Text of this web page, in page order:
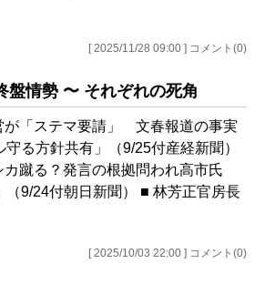
[ 2025/11/28 09:00 ] コメント(0)
盤情勢 〜 それぞれの死角
が「ステマ要請」 文春報道の事実
る方針共有」（9/25付産経新聞）
蹴る？発言の根拠問われ高市氏
（9/24付朝日新聞） ■ 林芳正官房長
[ 2025/10/03 22:00 ] コメント(0)